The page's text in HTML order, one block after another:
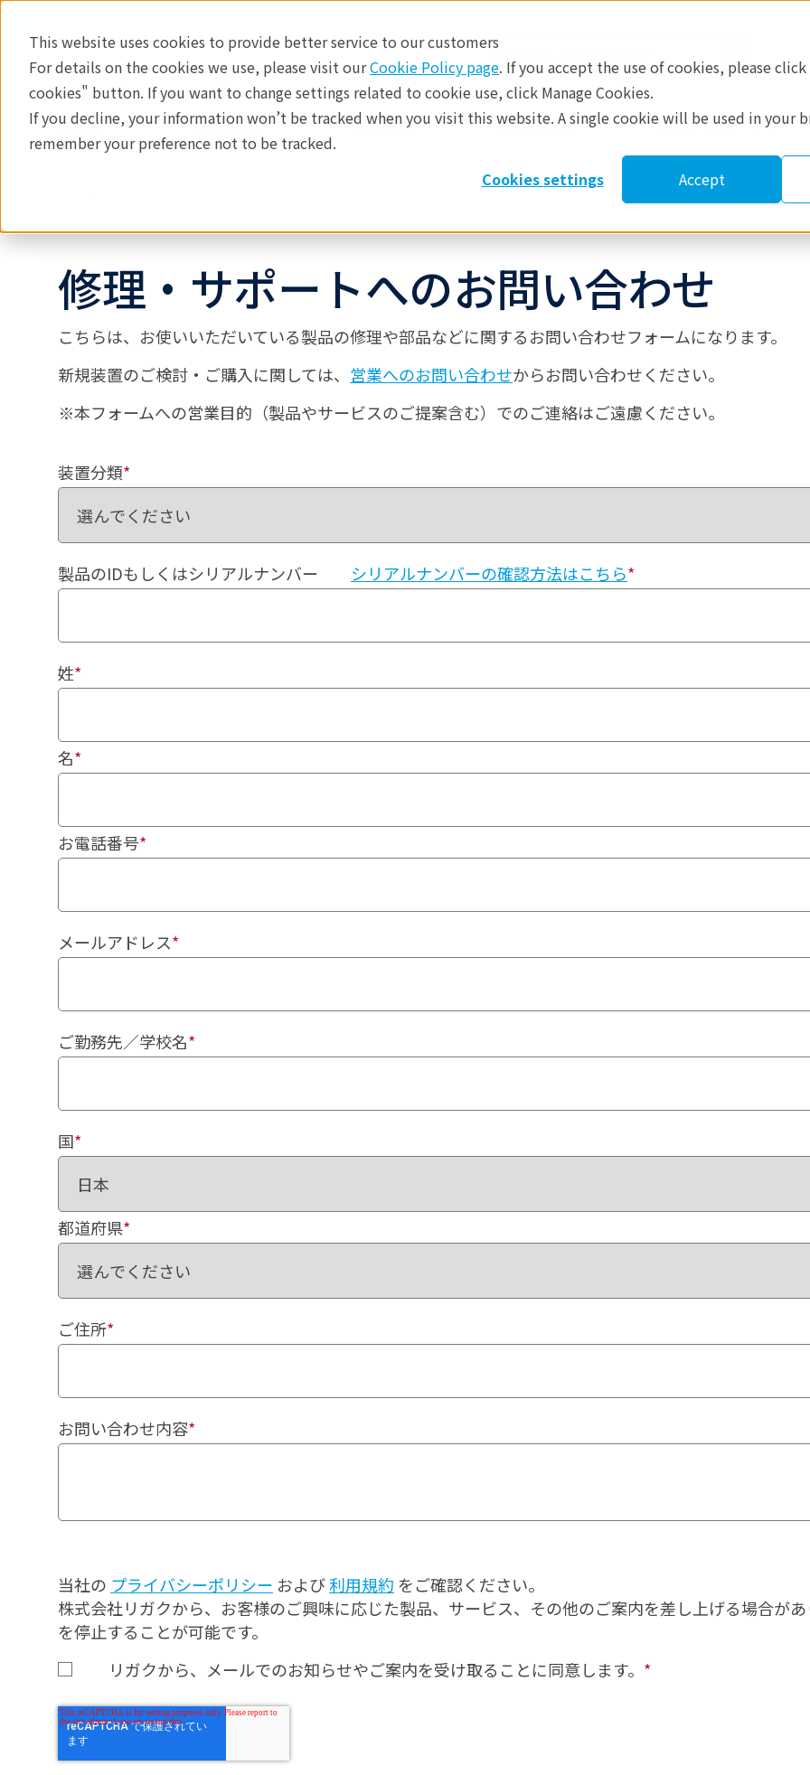
This website uses cookies to provide better service to our customers
For details on the cookies we use, please visit ourCookie Policy page. If you accept the use of cookies, please
cookies" button. If you want to change settings related to cookie use, click Manage Cookies.
If you decline, your information won’t be tracked when you visit this website. A single cookie will be used in your
remember your preference not to be tracked.
Cookies settings
Accept
日
製品 産業分野​ 分析手法​ 参考資料 修理・サポート
修理・サポートへのお問い合わせ
こちらは、お使いいただいている製品の修理や部品などに関するお問い合わせフォームになります。
新規装置のご検討・ご購入に関しては、 営業へのお問い合わせからお問い合わせください。
※本フォームへの営業目的（製品やサービスのご提案含む）でのご連絡はご遠慮ください。
装置分類*
製品のIDもしくはシリアルナンバー シリアルナンバーの確認方法はこちら*
姓*
名*
お電話番号*
メールアドレス*
ご勤務先／学校名*
国*
都道府県*
ご住所*
お問い合わせ内容*
当社の プライバシーポリシー および利用規約 をご確認ください。
株式会社リガクから、お客様のご興味に応じた製品、サービス、その他のご案内を差し上げる場合が
を停止することが可能です。
リガクから、メールでのお知らせやご案内を受け取ることに同意します。 *